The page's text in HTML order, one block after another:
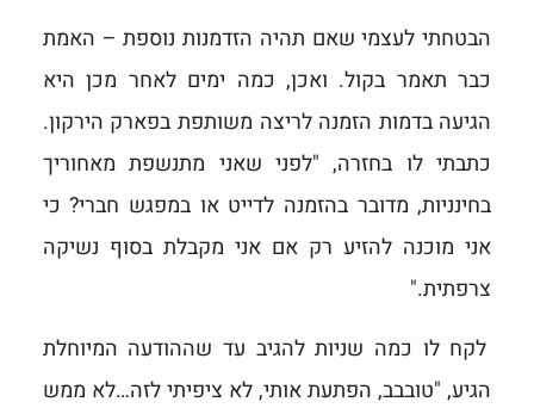
הבטחתי לעצמי שאם תהיה הזדמנות נוספת – האמת
כבר תאמר בקול. ואכן, כמה ימים לאחר מכן היא
הגיעה בדמות הזמנה לריצה משותפת בפארק הירקון.
כתבתי לו בחזרה, "לפני שאני מתנשפת מאחוריך
בחינניות, מדובר בהזמנה לדייט או במפגש חברי? כי
אני מוכנה להזיע רק אם אני מקבלת בסוף נשיקה
צרפתית."
לקח לו כמה שניות להגיב עד שההודעה המיוחלת
הגיע, "טובבב, הפתעת אותי, לא ציפיתי לזה…לא ממש